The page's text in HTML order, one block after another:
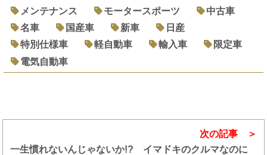
メンテナンス
モータースポーツ
中古車
名車
国産車 新車
日産
特別仕様車
軽自動車 輸入車
限定車
電気自動車
次の記事
一生慣れないんじゃないか!? イマドキのクルマなのに